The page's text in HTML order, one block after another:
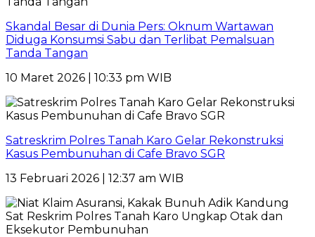
Skandal Besar di Dunia Pers: Oknum Wartawan
Diduga Konsumsi Sabu dan Terlibat Pemalsuan
Tanda Tangan
10 Maret 2026 | 10:33 pm WIB
Satreskrim Polres Tanah Karo Gelar Rekonstruksi
Kasus Pembunuhan di Cafe Bravo SGR
13 Februari 2026 | 12:37 am WIB